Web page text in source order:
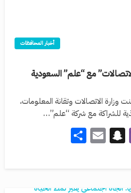
أخبار المحافظات
مع “علم” السعودية
وزارة الاتصالات وتقانة المعلومات،
للشراكة مع شركة “علم”…
Viber
Snapchat
Email